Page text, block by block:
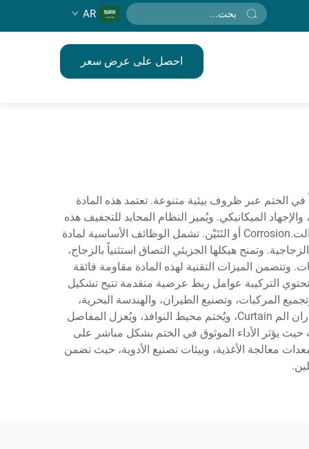
AR
احصل على عرض سعر
في الختم عبر ظروف بيئية متنوعة. تعتمد هذه المادة
الميكانيكي. ويُميز النظام المحايد للتجفيف هذه
التركيبة عن البدائل الحمضية، مما يجعلها متوافقة مع مواد حساسة مثل المعادن والبلاستيك والأسطح المطلية دون التسبب في الت.Corrosion أو التَتَيْن. تشمل الوظائف الأساسية لمادة
وتمنح هيكلها الجزيئي التصاق استثنياً بالزجاج،
وتتضمن الميزات التقنية لهذه المادة مقاومة فائقة
بعد الانضغاط أو التمديد. وتحتوي التركيبة عوامل ربط عرضية متقدمة تتيح تشكيل
المركبات، وتصنيع الطيران، والهندسة البحرية،
وتركيب أنظمة التبريد والتدفئة والتهوية. في المشاريع المعمارية، تُثبت مادة السيليكون الصناعي المحايد للسيليكون أنظمة الجدران الم Curtain، ويُختم محيط النوافذ، ويُعزل المفاصل
يؤثر الأداء الموثوق في الختم بشكل مباشر على
معالجة الأغذية، وبيئات تصنيع الأدوية، حيث تضمن